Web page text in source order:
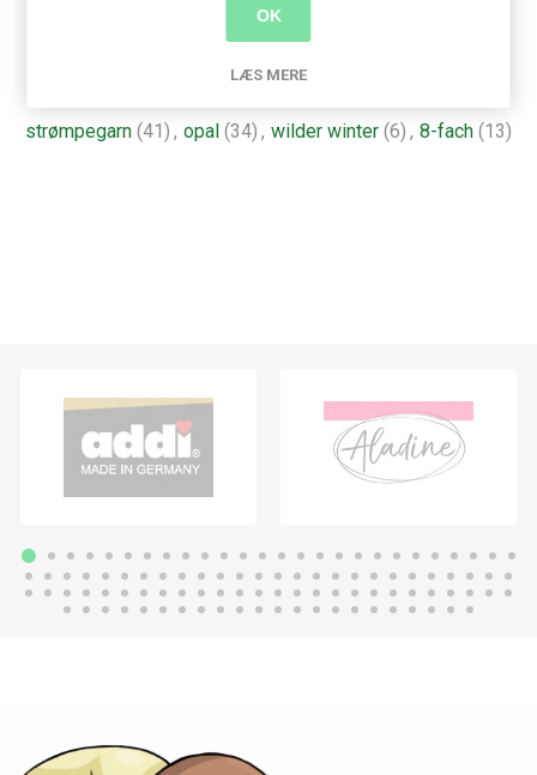
Produkt tags
strømpegarn (41) , opal (34) , wilder winter (6) , 8-fach (13)
OK
LÆS MERE